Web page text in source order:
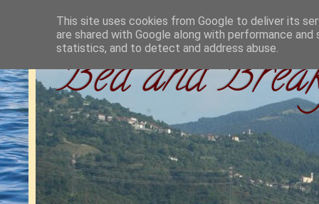
Bed and
This site uses cookies from Google to deliver its
are shared with Google along with performance
statistics, and to detect and address abuse.